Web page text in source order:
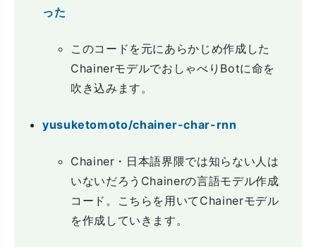
った
このコードを元にあらかじめ作成した
ChainerモデルでおしゃべりBotに命を
吹き込みます。
yusuketomoto/chainer-char-rnn
Chainer・日本語界隈では知らない人は
いないだろうChainerの言語モデル作成
コード。こちらを用いてChainerモデル
を作成していきます。